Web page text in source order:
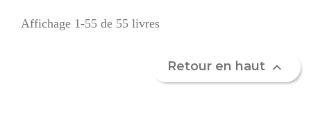
Affichage 1-55 de 55 livres
Retour en haut 